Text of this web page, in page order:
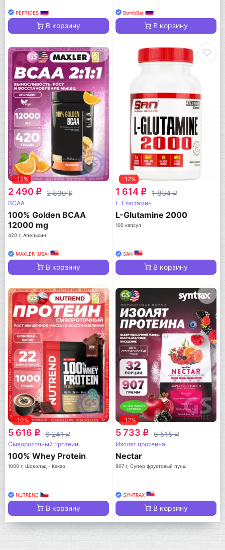
PEPTIDES
В корзину
BombBar
В корзину
-12%
2 490 q 2 830q
BCAA
100% Golden BCAA
12000 mg
420 г, Апельсин
MAXLER (USA)
В корзину
-12%
1 614 q 1 834q
L-Глютамин
L-Glutamine 2000
100 капсул
SAN
В корзину
-10%
5 616 q 6 241q
Сывороточный протеин
100% Whey Protein
1000 г, Шоколад - Какао
NUTREND
В корзину
-12%
5 733 q 6 515q
Изолят протеина
Nectar
907 г, Супер фруктовый пунш
SYNTRAX
В корзину